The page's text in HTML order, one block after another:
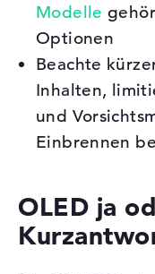
Modelle
Optionen
Beachte
Inhalten,
und
Einbrennen
OLED ja